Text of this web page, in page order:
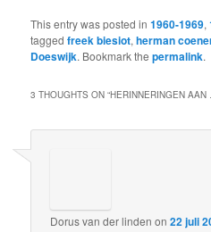
This entry was posted in1960-1969,
taggedfreek biesiot,herman
Doeswijk. Bookmark thepermalink.
3 THOUGHTS ON “HERINNERINGEN
Dorus van der linden on22 juli